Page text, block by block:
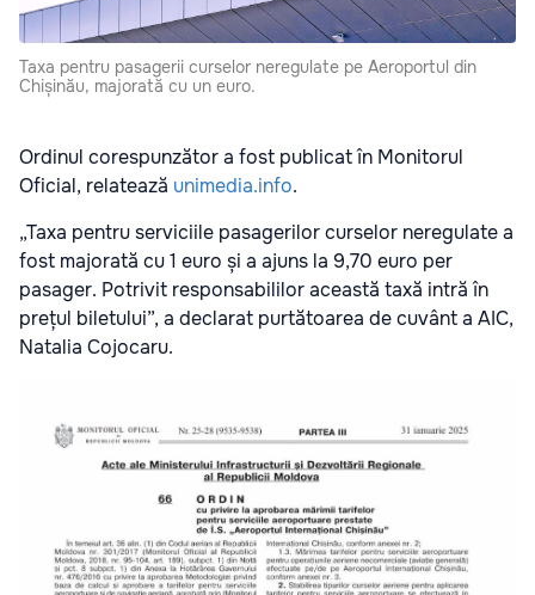
Taxa pentru pasagerii curselor neregulate pe Aeroportul din
Chișinău, majorată cu un euro.
Ordinul corespunzător a fost publicat în Monitorul
Oficial, relatează unimedia.info.
„Taxa pentru serviciile pasagerilor curselor neregulate a
fost majorată cu 1 euro și a ajuns la 9,70 euro per
pasager. Potrivit responsabililor această taxă intră în
prețul biletului”, a declarat purtătoarea de cuvânt a AIC,
Natalia Cojocaru.